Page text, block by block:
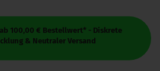
100,00 € Bestellwert* - Diskrete
& Neutraler Versand